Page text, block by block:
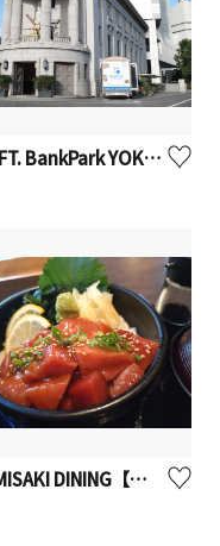
CRAFT. BankPark YOKOHAMA【横浜市】
GG MISAKI DINING【座間市】